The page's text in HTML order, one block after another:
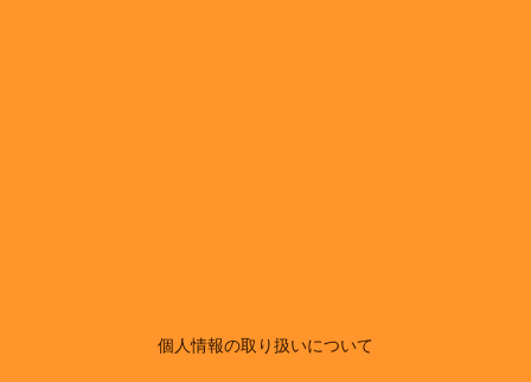
個人情報の取り扱いについて